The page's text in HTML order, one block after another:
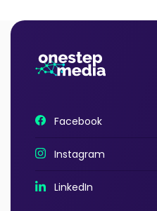
Facebook
Instagram
LinkedIn